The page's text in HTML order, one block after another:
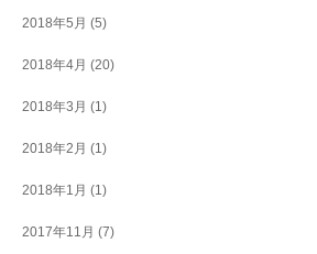
2018年5月 (5)
2018年4月 (20)
2018年3月 (1)
2018年2月 (1)
2018年1月 (1)
2017年11月 (7)